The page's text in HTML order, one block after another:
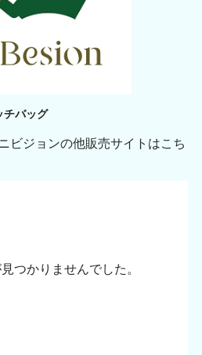
チバッグ
ビジョンの他販売サイトはこち
つかりませんでした。